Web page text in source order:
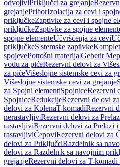
odvojiviPriključci za grejanje
grejanjePriborIzolacija za cevi i
priključkeZaptivke za cevi i spojne
priključkeZaptivke za spojne
spojne elementeUčvršćenja za cevi
priključkeSistemske zaptivke
spojevePotrošni materijalGeberit
vodu za pićeRezervni delovi za
za pićeVišeslojne sistemske cevi za
Višeslojne sistemske cevi za grejanje
za Spojni elementiSpojniceRezervni
SpojniceRedukcijeRezervni delovi
delovi za KolenaT-komadiRezervni
nerastavljiviRezervni delovi za
rastavljiviRezervni delovi za Prelazi i
rastavljiviČepoviRezervni delovi za
delovi za PriključciRazdelnik sa
delovi za Razdelnik sa navojnim
grejanjeRezervni delovi za T-komadi